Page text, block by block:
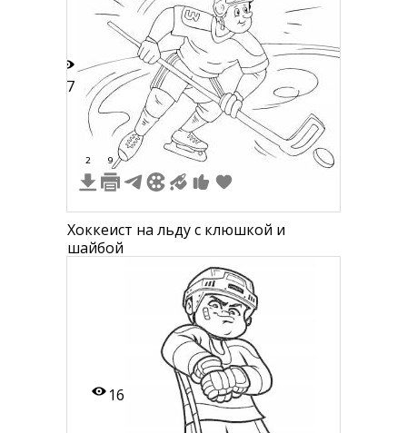
17
2 9
Хоккеист на льду с клюшкой и
шайбой
16